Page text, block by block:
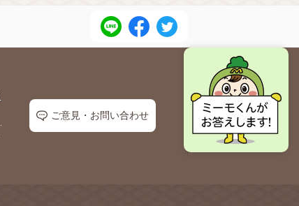
ご意見・お問い合わせ